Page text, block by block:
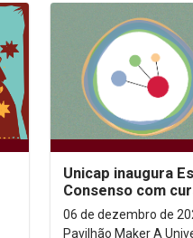
Unicap inaugura
Consenso com
serviços de
resolução de
06 de dezembro de
Pavilhão Maker A Universidade